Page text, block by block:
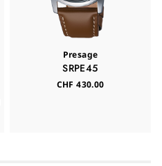
Presage
SRPE45
CHF 430.00